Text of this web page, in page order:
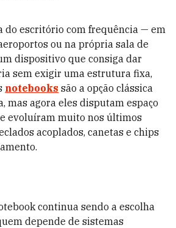
do escritório com frequência — em
ou na própria sala de
dispositivo que consiga dar
sem exigir uma estrutura fixa,
notebooks são a opção clássica
mas agora eles disputam espaço
evoluíram muito nos últimos
acoplados, canetas e chips
continua sendo a escolha
depende de sistemas